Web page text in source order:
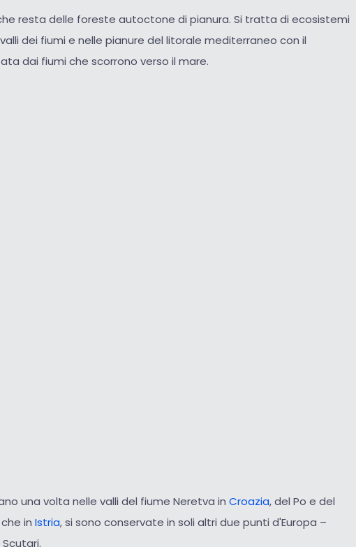
resta delle foreste autoctone di pianura. Si tratta di ecosistemi
dei fiumi e nelle pianure del litorale mediterraneo con il
dai fiumi che scorrono verso il mare.
una volta nelle valli del fiume Neretva in Croazia, del Po e del
in Istria, si sono conservate in soli altri due punti d'Europa –